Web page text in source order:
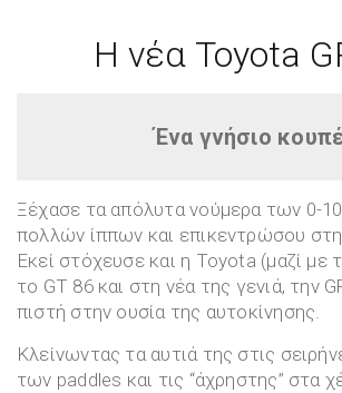
Η νέα Toyota
Ένα γνήσιο
Ξέχασε τα απόλυτα νούμερα των 0-
πολλών ίππων και επικεντρώσου
Εκεί στόχευσε και η Toyota (μαζί με
το GT 86 και στη νέα της γενιά, την
πιστή στην ουσία της αυτοκίνησης.
Κλείνωντας τα αυτιά της στις
των paddles και τις “άχρηστης” στα